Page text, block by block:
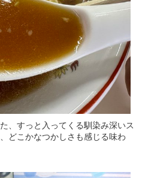
、すっと入ってくる馴染み深いス
どこかなつかしさも感じる味わ